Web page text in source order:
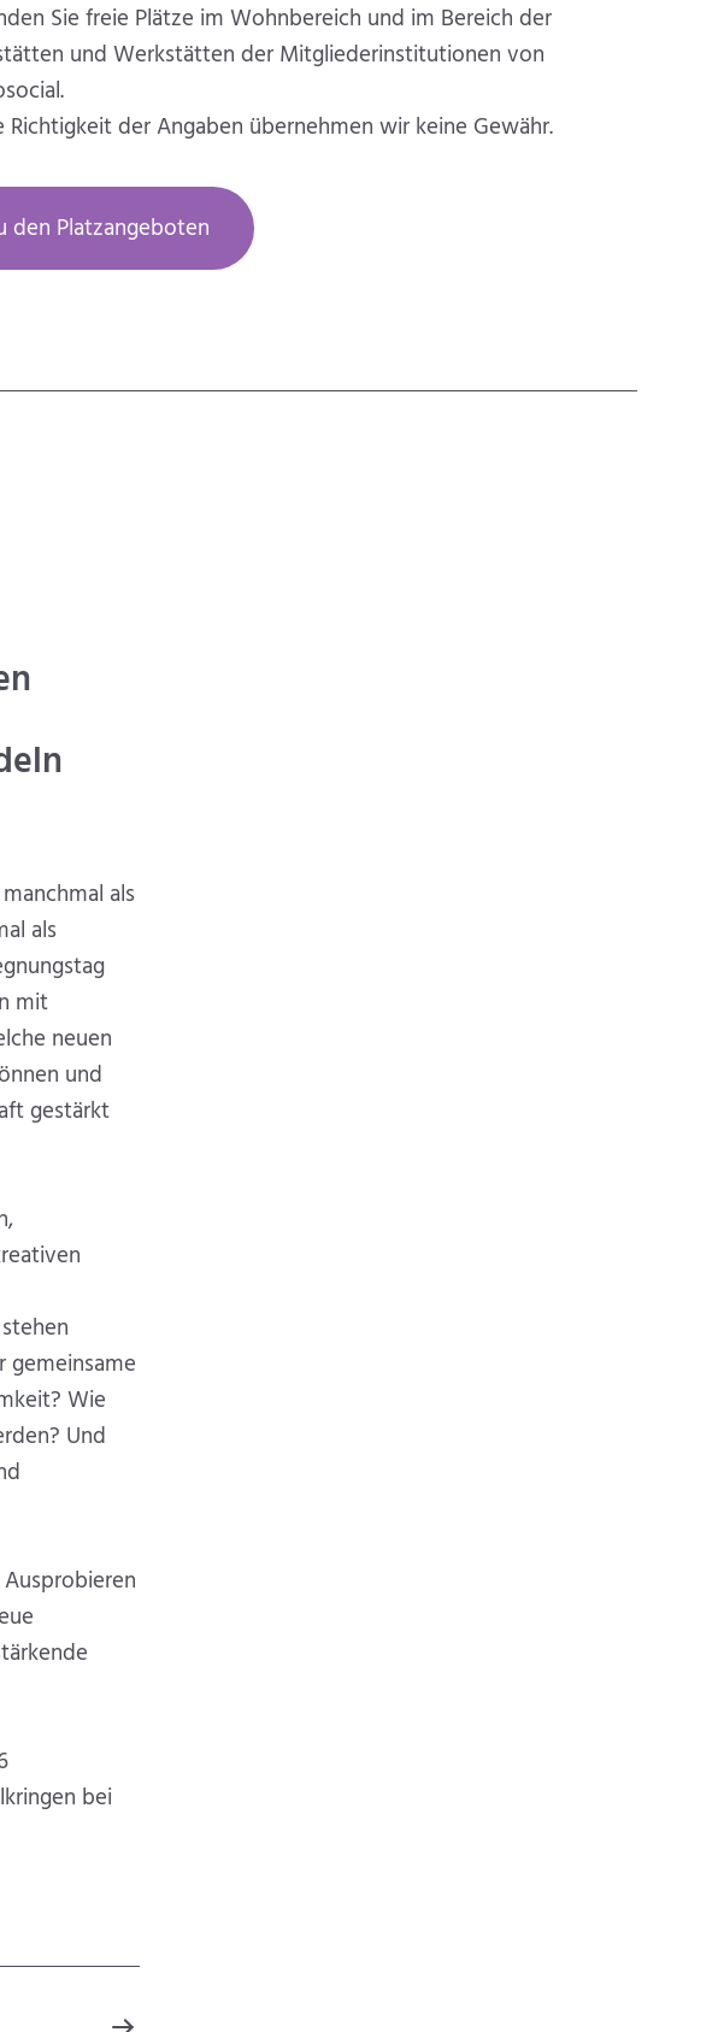
Sie freie Plätze im Wohnbereich und im Bereich der
und Werkstätten der Mitgliederinstitutionen von
Richtigkeit der Angaben übernehmen wir keine Gewähr.
den Platzangeboten
als
als
mit
neuen
und
gestärkt
gemeinsame
Wie
Und
bei